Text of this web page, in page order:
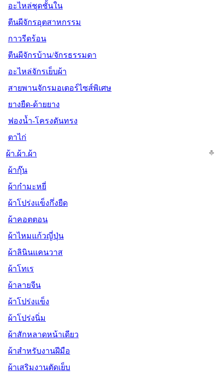
อะไหล่ชุดชั้นใน
ตีนผีจักรอุตสาหกรรม
กาวรีดร้อน
ตีนผีจักรบ้าน/จักรธรรมดา
อะไหล่จักรเย็บผ้า
สายพานจักรมอเตอร์ไซส์พิเศษ
ยางยืด-ด้ายยาง
ฟองน้ำ-โครงดันทรง
ตาไก่
ผ้า.ผ้า.ผ้า
ผ้ากุ๊น
ผ้ากำมะหยี่
ผ้าโปร่งแข็งกึ่งยืด
ผ้าคอตตอน
ผ้าไหมแก้วญี่ปุ่น
ผ้าลินินแคนวาส
ผ้าโทเร
ผ้าลายจีน
ผ้าโปร่งแข็ง
ผ้าโปร่งนิ่ม
ผ้าสักหลาดหน้าเดียว
ผ้าสำหรับงานฝีมือ
ผ้าเสริมงานตัดเย็บ